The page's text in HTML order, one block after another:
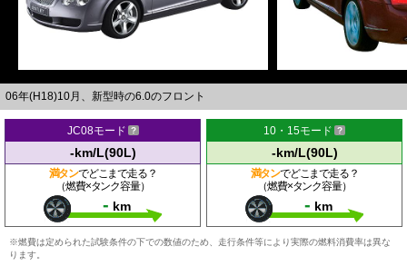
06年(H18)10月、新型時の6.0のフロント
JC08モード
-km/L(90L)
満タンでどこまで走る？
（燃費×タンク容量）
- km
10・15モード
-km/L(90L)
満タンでどこまで走る？
（燃費×タンク容量）
- km
※燃費は定められた試験条件の下での数値のため、走行条件等により実際の燃料消費率は異な
ります。